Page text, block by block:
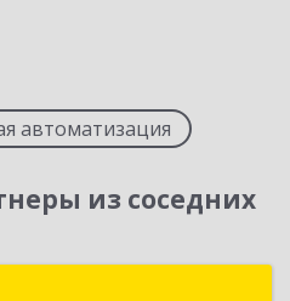
автоматизация
из соседних